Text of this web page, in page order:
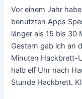
Vor einem Jahr
benutzten Apps
länger als 15 bis 30
Gestern gab ich an
Minuten Hackbrett-
halb elf Uhr nach
Stunde Hackbrett.